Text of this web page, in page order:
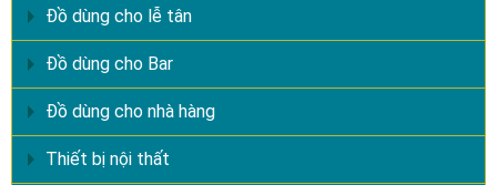
Đồ dùng cho lễ tân
Đồ dùng cho Bar
Đồ dùng cho nhà hàng
Thiết bị nội thất